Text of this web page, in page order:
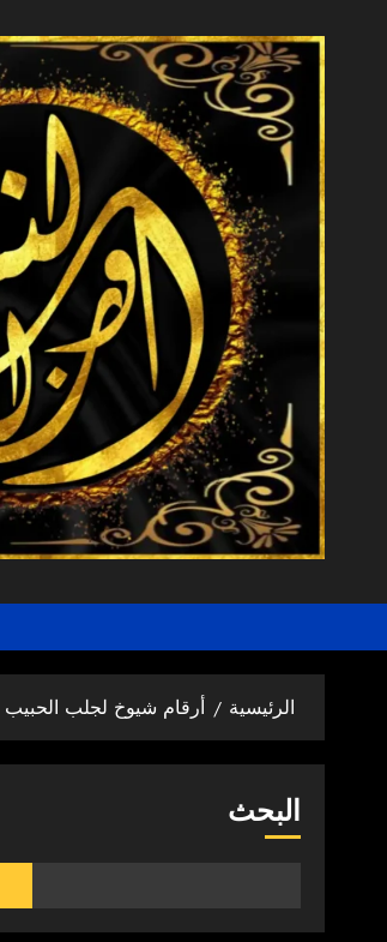
المحتوى
الرئيسية أرقام شيوخ لجلب الحبيب
البحث